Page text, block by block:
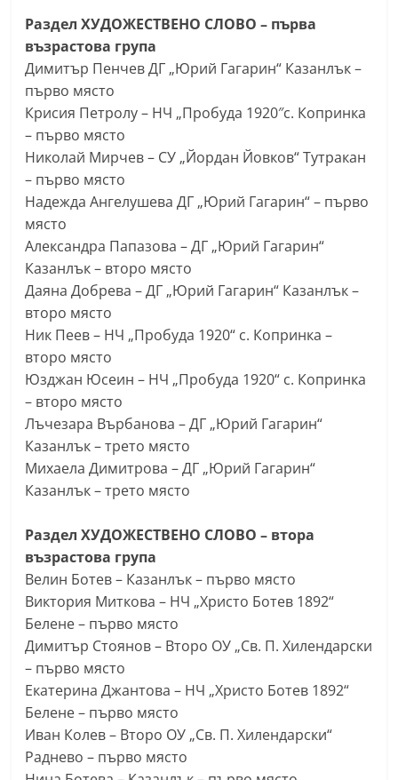
Раздел ХУДОЖЕСТВЕНО СЛОВО – първа
възрастова група
Димитър Пенчев ДГ „Юрий Гагарин“ Казанлък –
първо място
Крисия Петролу – НЧ „Пробуда 1920″с. Копринка
– първо място
Николай Мирчев – СУ „Йордан Йовков“ Тутракан
– първо място
Надежда Ангелушева ДГ „Юрий Гагарин“ – първо
място
Александра Папазова – ДГ „Юрий Гагарин“
Казанлък – второ място
Даяна Добрева – ДГ „Юрий Гагарин“ Казанлък –
второ място
Ник Пеев – НЧ „Пробуда 1920“ с. Копринка –
второ място
Юзджан Юсеин – НЧ „Пробуда 1920“ с. Копринка
– второ място
Лъчезара Върбанова – ДГ „Юрий Гагарин“
Казанлък – трето място
Михаела Димитрова – ДГ „Юрий Гагарин“
Казанлък – трето място
Раздел ХУДОЖЕСТВЕНО СЛОВО – втора
възрастова група
Велин Ботев – Казанлък – първо място
Виктория Миткова – НЧ „Христо Ботев 1892“
Белене – първо място
Димитър Стоянов – Второ ОУ „Св. П. Хилендарски
– първо място
Екатерина Джантова – НЧ „Христо Ботев 1892“
Белене – първо място
Иван Колев – Второ ОУ „Св. П. Хилендарски“
Раднево – първо място